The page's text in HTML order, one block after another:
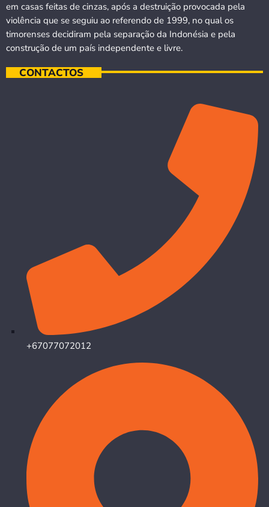
em casas feitas de cinzas, após a destruição provocada pela
violência que se seguiu ao referendo de 1999, no qual os
timorenses decidiram pela separação da Indonésia e pela
construção de um país independente e livre.
CONTACTOS
+67077072012